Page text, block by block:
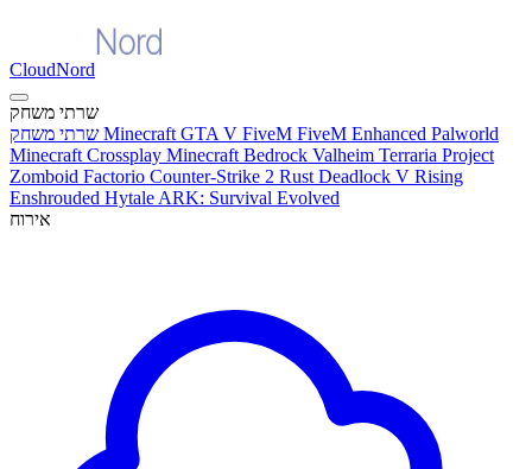
CloudNord
שרתי משחק
Minecraft GTA V FiveM FiveM Enhanced Palworld
Minecraft Crossplay Minecraft Bedrock Valheim Terraria Project
Zomboid Factorio Counter-Strike 2 Rust Deadlock V Rising
Enshrouded Hytale ARK: Survival Evolved
אירוח